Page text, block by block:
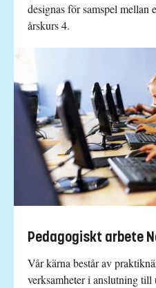
designas för samspel mellan
årskurs 4.
Pedagogiskt arbete
Vår kärna består av
verksamheter i anslutning